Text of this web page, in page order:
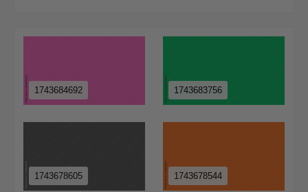
1743684692 1743683756
1743678605 1743678544